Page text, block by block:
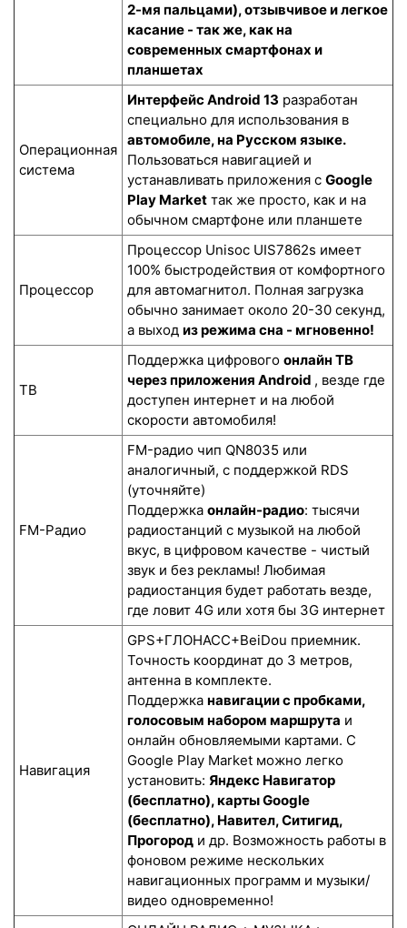
2-мя пальцами), отзывчивое и легкое
касание - так же, как на
современных смартфонах и
планшетах
Операционная
система
Интерфейс Android 13 разработан
специально для использования в
автомобиле, на Русском языке.
Пользоваться навигацией и
устанавливать приложения с Google
Play Market так же просто, как и на
обычном смартфоне или планшете
Процессор
Процессор Unisoc UIS7862s имеет
100% быстродействия от комфортного
для автомагнитол. Полная загрузка
обычно занимает около 20-30 секунд,
а выход из режима сна - мгновенно!
ТВ
Поддержка цифрового онлайн ТВ
через приложения Android , везде где
доступен интернет и на любой
скорости автомобиля!
FM-Радио
FM-радио чип QN8035 или
аналогичный, с поддержкой RDS
(уточняйте)
Поддержка онлайн-радио: тысячи
радиостанций с музыкой на любой
вкус, в цифровом качестве - чистый
звук и без рекламы! Любимая
радиостанция будет работать везде,
где ловит 4G или хотя бы 3G интернет
Навигация
GPS+ГЛОНАСС+BeiDou приемник.
Точность координат до 3 метров,
антенна в комплекте.
Поддержка навигации с пробками,
голосовым набором маршрута и
онлайн обновляемыми картами. С
Google Play Market можно легко
установить: Яндекс Навигатор
(бесплатно), карты Google
(бесплатно), Навител, Ситигид,
Прогород и др. Возможность работы в
фоновом режиме нескольких
навигационных программ и музыки/
видео одновременно!